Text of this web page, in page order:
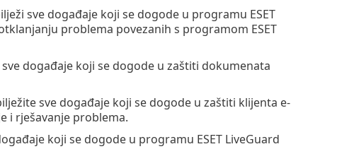
sve događaje koji se dogode u programu ESET
problema povezanih s programom ESET
sve događaje koji se dogode u zaštiti dokumenata
sve događaje koji se dogode u zaštiti klijenta e-
i rješavanje problema.
koji se dogode u programu ESET LiveGuard